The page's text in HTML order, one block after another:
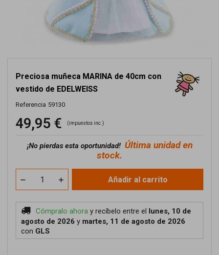
Preciosa muñeca MARINA de 40cm con
vestido de EDELWEISS
Referencia 59130
49,95 € (impuestos inc.)
¡No pierdas esta oportunidad! Última unidad en
stock.
Añadir al carrito
Cómpralo ahora y recíbelo entre el lunes, 10 de
agosto de 2026 y martes, 11 de agosto de 2026
con GLS